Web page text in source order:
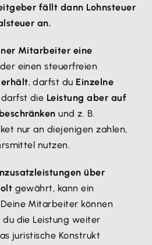
fällt dann Lohnsteuer
an.
Mitarbeiter eine
einen steuerfreien
erhält, darfst du Einzelne
darfst die Leistung aber auf
und z. B.
nur an diejenigen zahlen,
nutzen.
über
gewährt, kann ein
Mitarbeiter können
die Leistung weiter
juristische Konstrukt